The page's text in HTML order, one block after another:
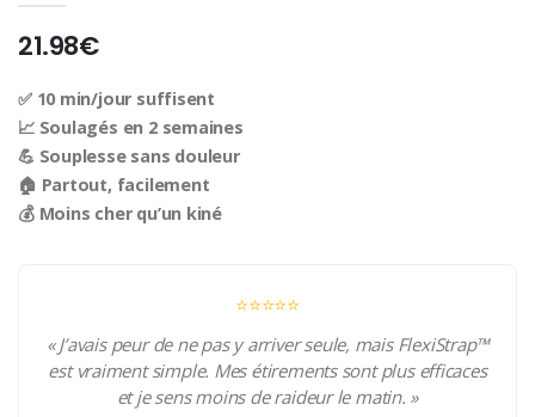
21.98€
✅ 10 min/jour suffisent
📈 Soulagés en 2 semaines
💪 Souplesse sans douleur
🏠 Partout, facilement
💰 Moins cher qu’un kiné
⭐️⭐️⭐️⭐️⭐️
« J’avais peur de ne pas y arriver seule, mais FlexiStrap™
est vraiment simple. Mes étirements sont plus efficaces
et je sens moins de raideur le matin. »